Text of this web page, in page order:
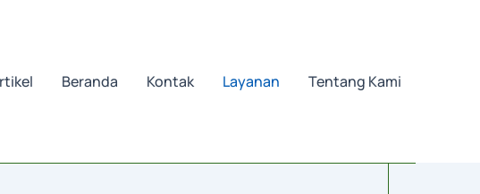
Beranda Kontak Layanan Tentang Kami